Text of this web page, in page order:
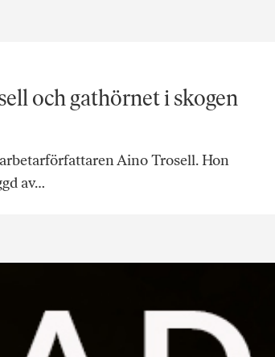
och gathörnet i skogen
Aino Trosell. Hon
av…